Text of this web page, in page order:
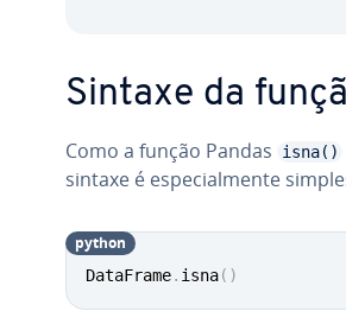
Sintaxe da
Como a função Pandas isna()
sintaxe é es­pe­ci­al­mente
DataFrame. isna( )
python